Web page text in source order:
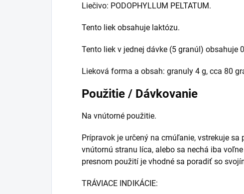
Liečivo: PODOPHYLLUM PELTATUM.
Tento liek obsahuje laktózu.
Tento liek v jednej dávke (5 granúl) obsahuje
Lieková forma a obsah: granuly 4 g, cca 80
Použitie / Dávkovanie
Na vnútorné použitie.
Prípravok je určený na cmúľanie, vstrekuje sa
vnútornú stranu líca, alebo sa nechá iba
presnom použití je vhodné sa poradiť so
TRÁVIACE INDIKÁCIE: